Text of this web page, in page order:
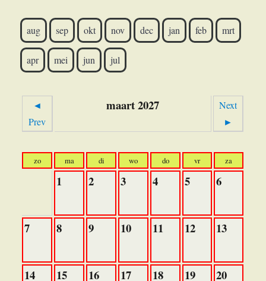
aug sep okt nov dec jan feb mrt
apr mei jun jul
◄
Prev
maart 2027
Next
►
zo ma di wo do vr za
1 2 3 4 5 6
7 8 9 10 11 12 13
14 15 16 17 18 19 20